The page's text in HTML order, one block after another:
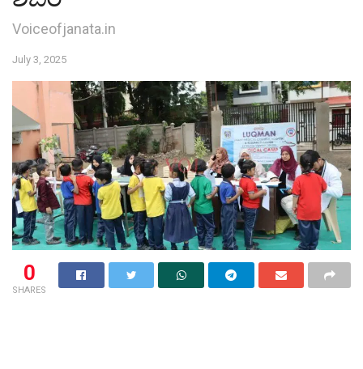
Voiceofjanata.in
July 3, 2025
0
SHARES